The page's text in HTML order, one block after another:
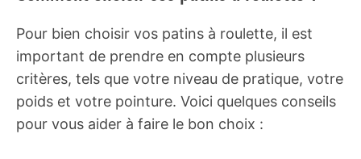
Pour bien choisir vos patins à roulette, il est
important de prendre en compte plusieurs
critères, tels que votre niveau de pratique, votre
poids et votre pointure. Voici quelques conseils
pour vous aider à faire le bon choix :